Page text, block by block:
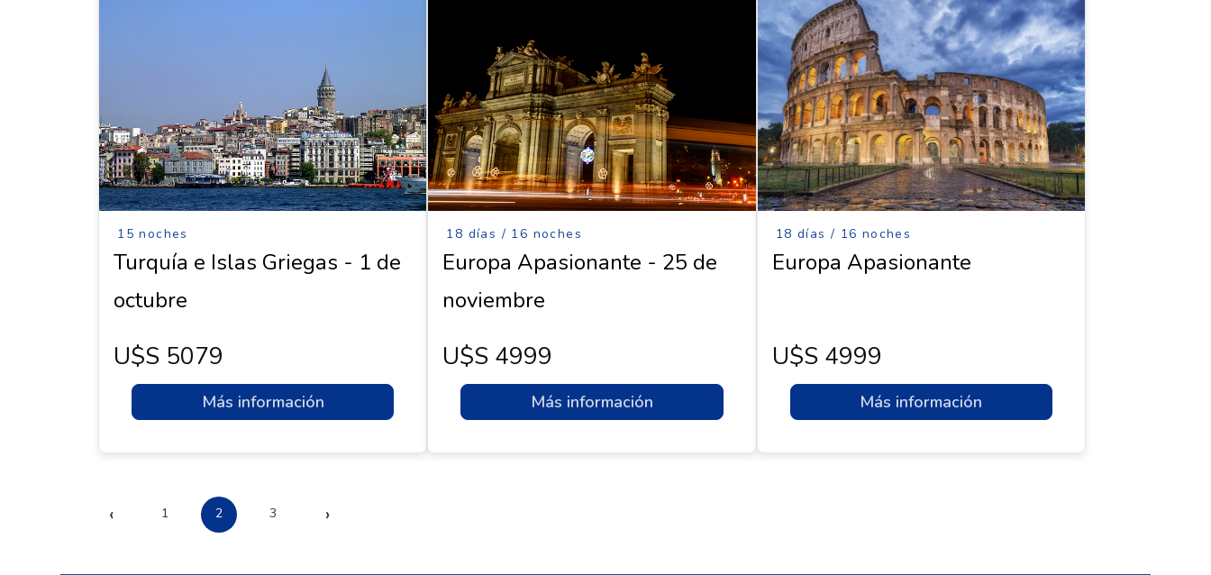
15 noches
Turquía e Islas Griegas - 1 de
octubre
U$s 5079
Más información
18 días / 16 noches
Europa Apasionante - 25 de
noviembre
U$s 4999
Más información
18 días / 16 noches
Europa Apasionante
U$s 4999
Más información
‹ 1 2 3 ›